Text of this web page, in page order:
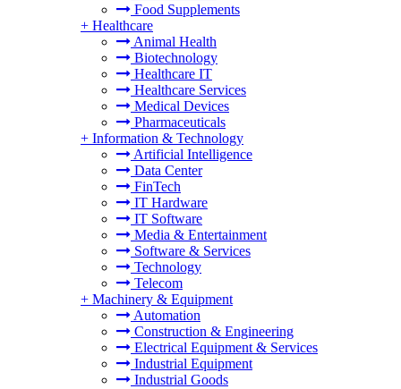
Food Supplements
+ Healthcare
Animal Health
Biotechnology
Healthcare IT
Healthcare Services
Medical Devices
Pharmaceuticals
+ Information & Technology
Artificial Intelligence
Data Center
FinTech
IT Hardware
IT Software
Media & Entertainment
Software & Services
Technology
Telecom
+ Machinery & Equipment
Automation
Construction & Engineering
Electrical Equipment & Services
Industrial Equipment
Industrial Goods